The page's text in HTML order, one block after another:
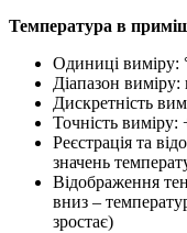
Температура в
Одиниці виміру:
Діапазон виміру:
Дискретність
Точність виміру:
Реєстрація та
значень
Відображення
вниз –
зростає)